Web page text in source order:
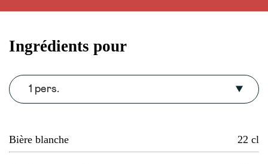
Ingrédients pour
1 pers.
Bière blanche 22 cl